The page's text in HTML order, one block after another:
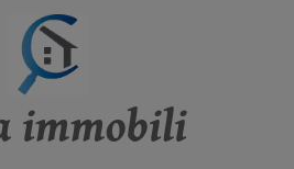
immobili